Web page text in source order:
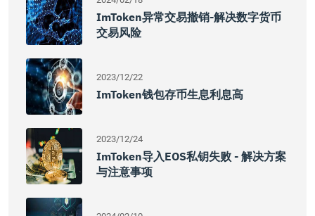
ImToken异常交易撤销-解决数字货币
交易风险
2023/12/22
ImToken钱包存币生息利息高
2023/12/24
ImToken导入EOS私钥失败 - 解决方案
与注意事项